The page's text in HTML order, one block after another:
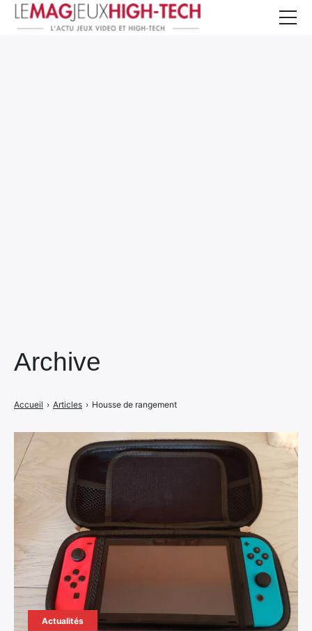
Archive
Accueil › Articles › Housse de rangement
Actualités